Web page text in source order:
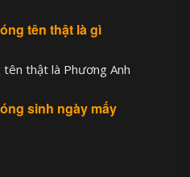
tên thật là gì
thật là Phương Anh
sinh ngày mấy